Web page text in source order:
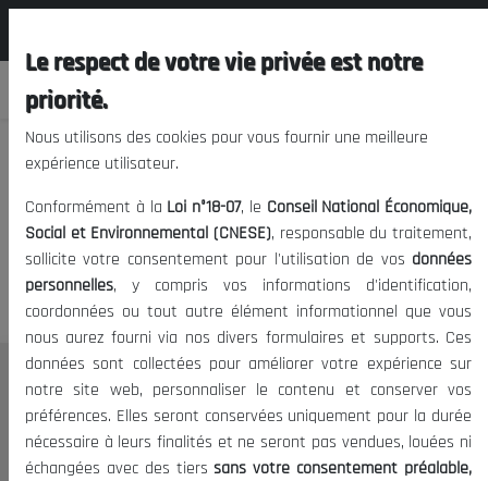
Nous vous prions de nous
excuser, mais l'accès à ce
contenu est restreint.
Le CNESE
A Propos
Le président
Le respect de votre vie privée est notre
priorité.
Nous utilisons des cookies pour vous fournir une meilleure
expérience utilisateur.
Conformément à la Loi n°18-07, le Conseil National Économique,
Social et Environnemental (CNESE), responsable du traitement,
sollicite votre consentement pour l'utilisation de vos données
personnelles, y compris vos informations d'identification,
coordonnées ou tout autre élément informationnel que vous
nous aurez fourni via nos divers formulaires et supports. Ces
données sont collectées pour améliorer votre expérience sur
notre site web, personnaliser le contenu et conserver vos
préférences. Elles seront conservées uniquement pour la durée
nécessaire à leurs finalités et ne seront pas vendues, louées ni
échangées avec des tierssans votre consentement préalable,